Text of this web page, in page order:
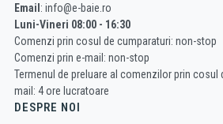
Email : info@e-baie.ro
Luni-Vineri 08:00 - 16:30
Comenzi prin cosul de cumparaturi: non-stop
Comenzi prin e-mail: non-stop
Termenul de preluare al comenzilor prin cosul
mail: 4 ore lucratoare
DESPRE NOI